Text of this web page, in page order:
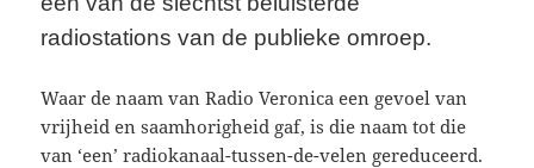
radiostations van de publieke omroep.
Waar de naam van Radio Veronica een gevoel van
vrijheid en saamhorigheid gaf, is die naam tot die
van ‘een’ radiokanaal-tussen-de-velen gereduceerd.